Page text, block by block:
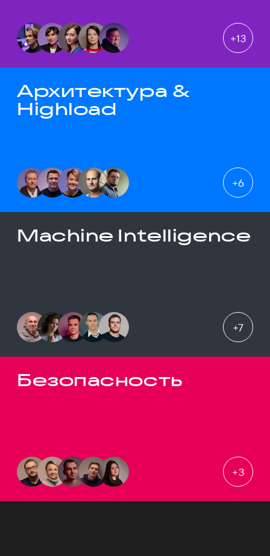
+13
Архитектура &
Highload
+6
Machine Intelligence
+7
Безопасность
+3